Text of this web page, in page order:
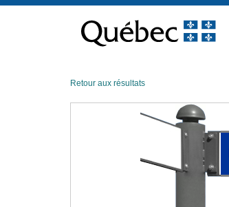
contenu
Retour aux résultats